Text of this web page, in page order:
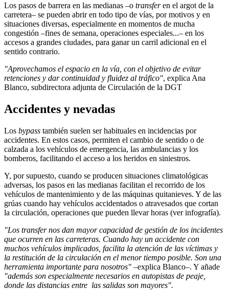
Los pasos de barrera en las medianas –o transferen el argot de la
carretera– se pueden abrir en todo tipo de vías, por motivos y en
situaciones diversas, especialmente en momentos de mucha
congestión –fines de semana, operaciones especiales...– en los
accesos a grandes ciudades, para ganar un carril adicional en el
sentido contrario.
"Aprovechamos el espacio en la vía, con el objetivo de evitar
retenciones y dar continuidad y fluidez al tráfico", explica Ana
Blanco, subdirectora adjunta de Circulación de la DGT
Accidentes y nevadas
Los bypass también suelen ser habituales en incidencias por
accidentes. En estos casos, permiten el cambio de sentido o de
calzada a los vehículos de emergencia, las ambulancias y los
bomberos, facilitando el acceso a los heridos en siniestros.
Y, por supuesto, cuando se producen situaciones climatológicas
adversas, los pasos en las medianas facilitan el recorrido de los
vehículos de mantenimiento y de las máquinas quitanieves. Y de las
grúas cuando hay vehículos accidentados o atravesados que cortan
la circulación, operaciones que pueden llevar horas (ver infografía).
"Los transfer nos dan mayor capacidad de gestión de los incidentes
que ocurren en las carreteras. Cuando hay un accidente con
muchos vehículos implicados, facilita la atención de las víctimas y
la restitución de la circulación en el menor tiempo posible. Son una
herramienta importante para nosotros" –explica Blanco–. Y añade
"además son especialmente necesarios en autopistas de peaje,
donde las distancias entre las salidas son mayores".